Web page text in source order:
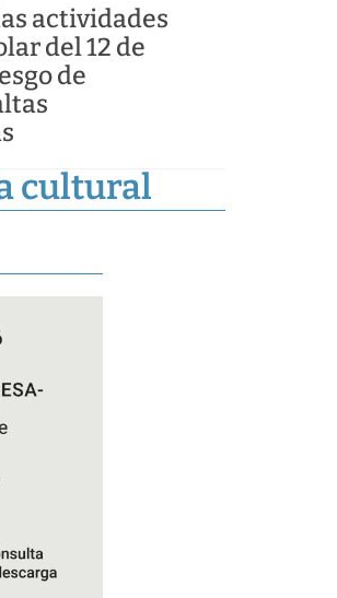
actividades
del 12 de
de
cultural